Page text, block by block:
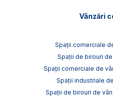
Vânzări
Spații comerciale
Spații de birouri
Spații comerciale de
Spații industriale
Spații de birouri de